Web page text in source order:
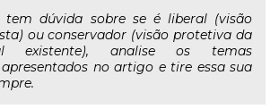
tem dúvida sobre se é liberal (visão
ou conservador (visão protetiva da
existente), analise os temas
no artigo e tire essa sua